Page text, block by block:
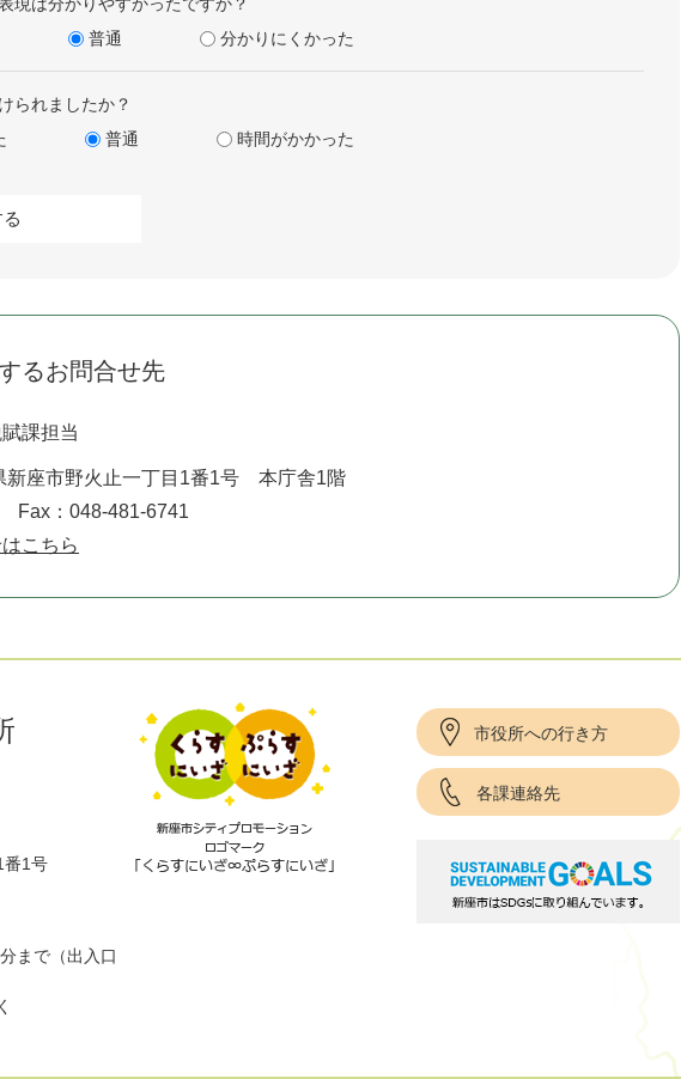
普通 分かりにくかった
られましたか？
普通 時間がかかった
るお問合せ先
課担当
新座市野火止一丁目1番1号 本庁舎1階
Fax：048-481-6741
こちら
番1号
まで（出入口
市役所への行き方
各課連絡先